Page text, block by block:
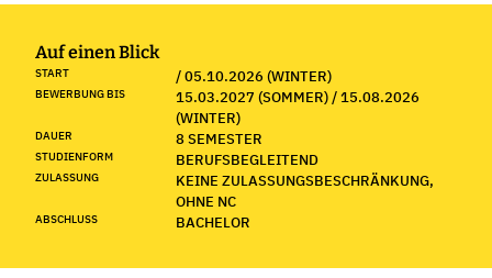
Auf einen Blick
START / 05.10.2026 (WINTER)
BEWERBUNG BIS
15.03.2027 (SOMMER) / 15.08.2026
(WINTER)
DAUER 8 SEMESTER
STUDIENFORM BERUFSBEGLEITEND
ZULASSUNG
KEINE ZULASSUNGSBESCHRÄNKUNG,
OHNE NC
ABSCHLUSS BACHELOR